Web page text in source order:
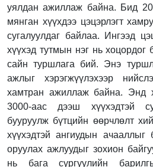
уялдан ажиллаж байна. Бид
мянган хүүхдээ цэцэрлэгт
сугалуулдаг байлаа. Ингээд
хүүхэд тутмын нэг нь хоцордог
сайн туршлага бий. Энэ
ажлыг хэрэгжүүлэхээр
хамтран ажиллаж байна. Энд
3000-аас дээш хүүхэдтэй
бууруулж бүтцийн өөрчлөлт
хүүхэдтэй ангиудын
оруулах ажлуудыг зохион
нь бага сургуулийн